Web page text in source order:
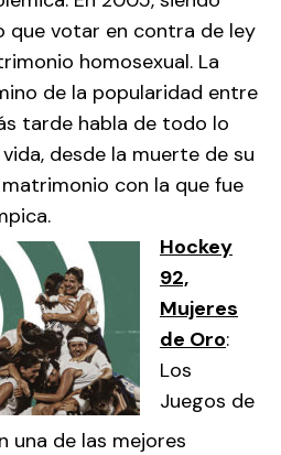
que votar en contra de ley
homosexual. La
de la popularidad entre
tarde habla de todo lo
desde la muerte de su
con la que fue
Hockey
92,
Mujeres
de Oro:
Los
Juegos de
una de las mejores